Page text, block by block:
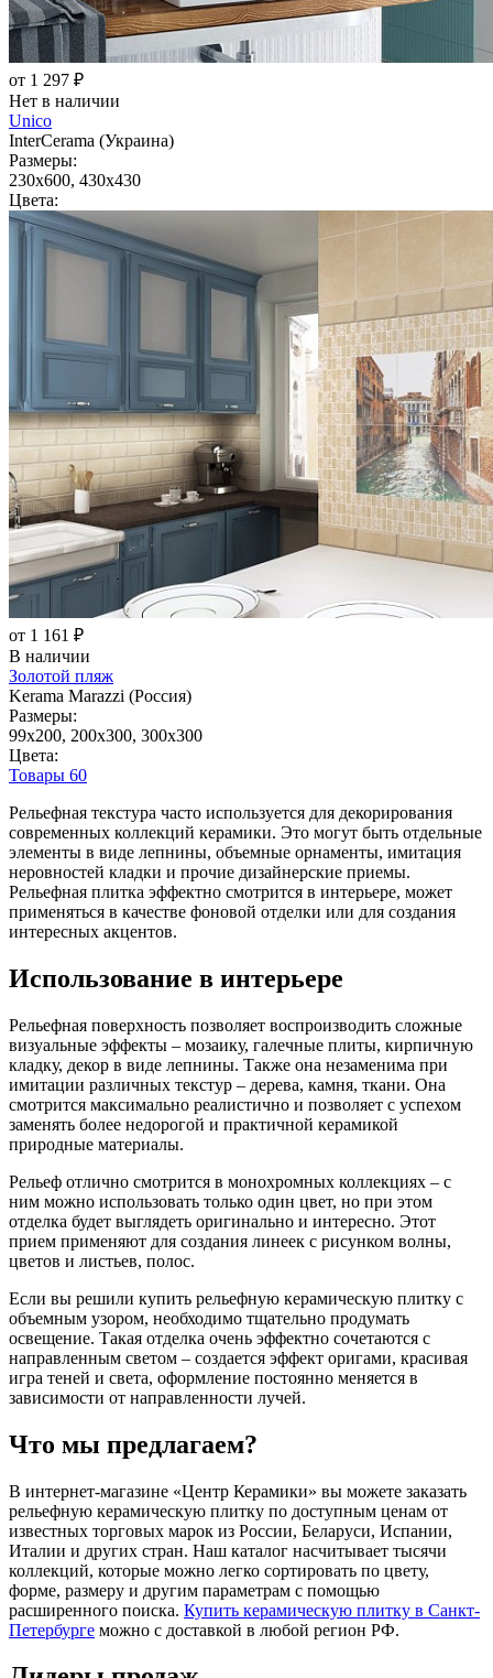
от 1 297 ₽
Нет в наличии
Unico
InterCerama (Украина)
Размеры:
230x600, 430x430
Цвета:
от 1 161 ₽
В наличии
Золотой пляж
Kerama Marazzi (Россия)
Размеры:
99x200, 200x300, 300x300
Цвета:
Товары 60
Рельефная текстура часто используется для декорирования
современных коллекций керамики. Это могут быть отдельные
элементы в виде лепнины, объемные орнаменты, имитация
неровностей кладки и прочие дизайнерские приемы.
Рельефная плитка эффектно смотрится в интерьере, может
применяться в качестве фоновой отделки или для создания
интересных акцентов.
Использование в интерьере
Рельефная поверхность позволяет воспроизводить сложные
визуальные эффекты – мозаику, галечные плиты, кирпичную
кладку, декор в виде лепнины. Также она незаменима при
имитации различных текстур – дерева, камня, ткани. Она
смотрится максимально реалистично и позволяет с успехом
заменять более недорогой и практичной керамикой
природные материалы.
Рельеф отлично смотрится в монохромных коллекциях – с
ним можно использовать только один цвет, но при этом
отделка будет выглядеть оригинально и интересно. Этот
прием применяют для создания линеек с рисунком волны,
цветов и листьев, полос.
Если вы решили купить рельефную керамическую плитку с
объемным узором, необходимо тщательно продумать
освещение. Такая отделка очень эффектно сочетаются с
направленным светом – создается эффект оригами, красивая
игра теней и света, оформление постоянно меняется в
зависимости от направленности лучей.
Что мы предлагаем?
В интернет-магазине «Центр Керамики» вы можете заказать
рельефную керамическую плитку по доступным ценам от
известных торговых марок из России, Беларуси, Испании,
Италии и других стран. Наш каталог насчитывает тысячи
коллекций, которые можно легко сортировать по цвету,
форме, размеру и другим параметрам с помощью
расширенного поиска. Купить керамическую плитку в Санкт-
Петербурге можно с доставкой в любой регион РФ.